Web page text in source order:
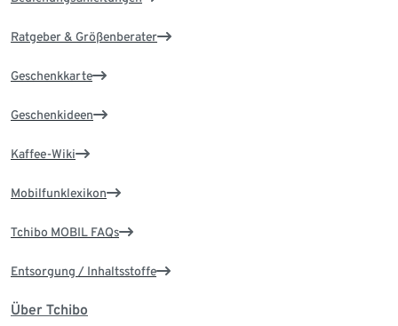
Ratgeber & Größenberater
Geschenkkarte
Geschenkideen
Kaffee-Wiki
Mobilfunklexikon
Tchibo MOBIL FAQs
Entsorgung / Inhaltsstoffe
Über Tchibo